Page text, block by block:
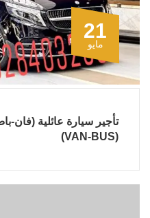
21
مايو
(VAN-BUS)